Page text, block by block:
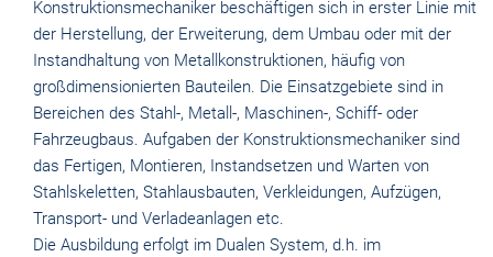
Konstruktionsmechaniker beschäftigen sich in erster Linie mit
der Herstellung, der Erweiterung, dem Umbau oder mit der
Instandhaltung von Metallkonstruktionen, häufig von
großdimensionierten Bauteilen. Die Einsatzgebiete sind in
Bereichen des Stahl-, Metall-, Maschinen-, Schiff- oder
Fahrzeugbaus. Aufgaben der Konstruktionsmechaniker sind
das Fertigen, Montieren, Instandsetzen und Warten von
Stahlskeletten, Stahlausbauten, Verkleidungen, Aufzügen,
Transport- und Verladeanlagen etc.
Die Ausbildung erfolgt im Dualen System, d.h. im